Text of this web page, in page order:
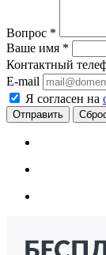
Вопрос *
Ваше имя *
Контактный
E-mail
Я согласен на